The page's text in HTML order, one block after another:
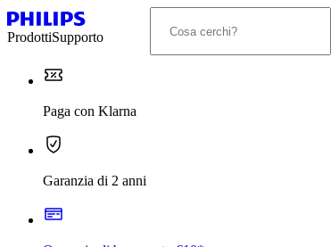
ProdottiSupporto
Paga con Klarna
Garanzia di 2 anni